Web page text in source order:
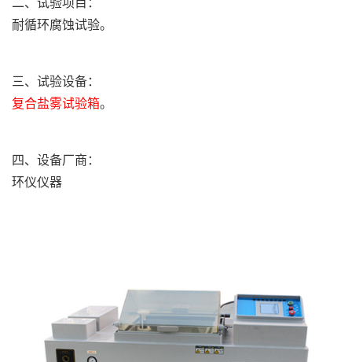
耐循环腐蚀试验。
三、试验设备：
复合盐雾试验箱。
四、设备厂商：
环仪仪器